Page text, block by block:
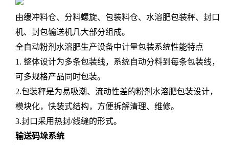
由缓冲料仓、分料螺旋、包装料仓、水溶肥包装秤、封口
机、封包输送机几大部分组成。
全自动粉剂水溶肥生产设备中计量包装系统性能特点
1. 整体设计为多条包装线，系统自动分料到每条包装线，
可多规格产品同时包装。
2.包装秤是为易吸潮、流动性差的粉剂水溶肥包装设计，
模块化，快装式结构，方便拆解清理、维修。
3.封口采用热封/线缝的形式。
输送码垛系统